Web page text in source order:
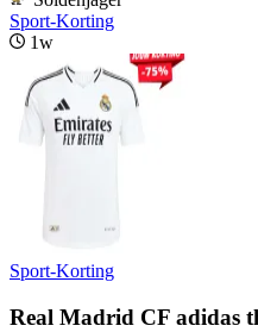
Sport-Korting
1w
Sport-Korting
Real Madrid CF adidas